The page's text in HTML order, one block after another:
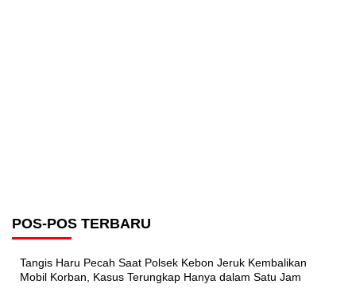
POS-POS TERBARU
Tangis Haru Pecah Saat Polsek Kebon Jeruk Kembalikan
Mobil Korban, Kasus Terungkap Hanya dalam Satu Jam